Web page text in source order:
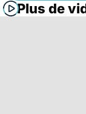
Plus de